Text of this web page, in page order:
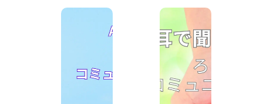
感」の話
方練習帳